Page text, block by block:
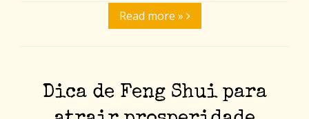
Read more »
Dica de Feng Shui para